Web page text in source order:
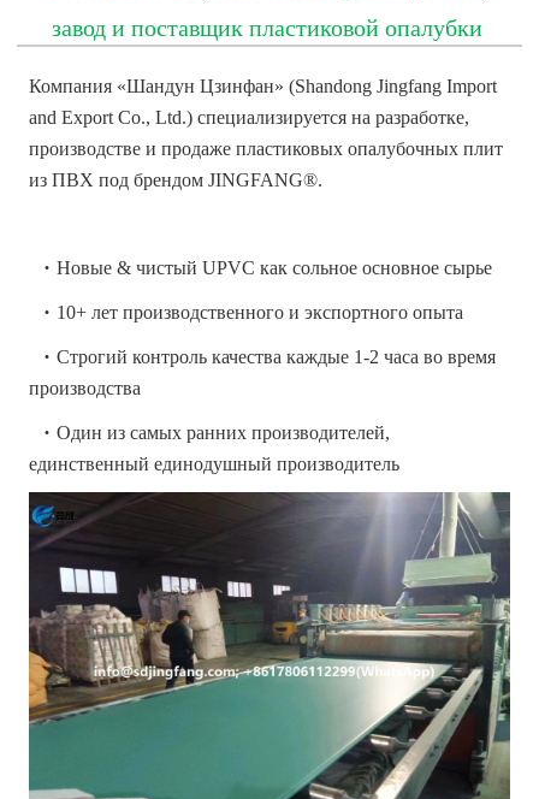
завод и поставщик пластиковой опалубки
Компания «Шандун Цзинфан» (Shandong Jingfang Import
and Export Co., Ltd.) специализируется на разработке,
производстве и продаже пластиковых опалубочных плит
из ПВХ под брендом JINGFANG®.
·Новые & чистый UPVC как сольное основное сырье
· 10+ лет производственного и экспортного опыта
·Строгий контроль качества каждые 1-2 часа во время
производства
·Один из самых ранних производителей,
единственный единодушный производитель